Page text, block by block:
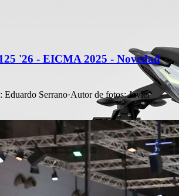
'26 - EICMA 2025 - Novedad
: Eduardo Serrano·Autor de fotos: Javier